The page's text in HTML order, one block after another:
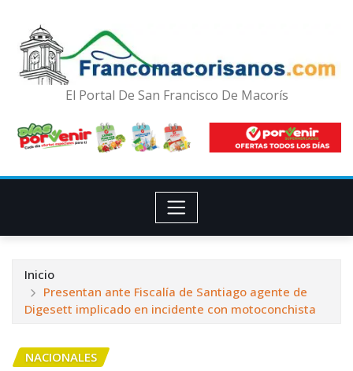
El Portal De San Francisco De Macorís
Inicio
Presentan ante Fiscalía de Santiago agente de
Digesett implicado en incidente con motoconchista
NACIONALES